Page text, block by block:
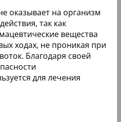
оказывает на организм
так как
вещества
ходах, не проникая при
Благодаря своей
для лечения